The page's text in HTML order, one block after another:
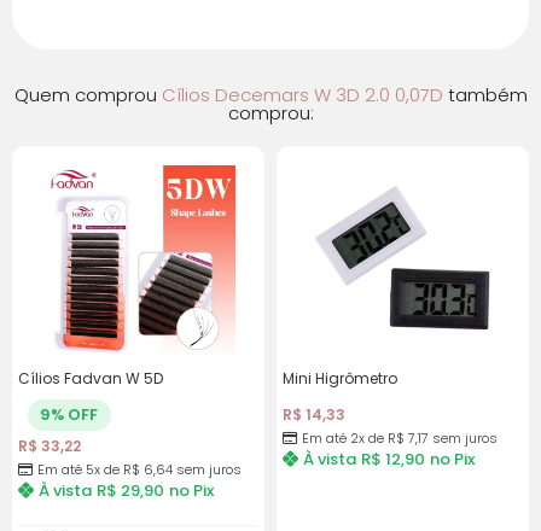
4x deR$11,08sem
R$44,32
5x de 8,86sem
juros
44,30
6x de R$8,15com
juros
R$48,90
7x de 7,06com
juros
8x de
juros
R$49,92
Quem comprou Cílios Decemars W 3D 2.0 0,07D também
comprou:
Cílios Fadvan W 5D
9% OFF
R$ 33,22
Em até 5x de R$ 6,64 sem juros
À vista R$ 29,90 no Pix
Mini Higrômetro
R$ 14,33
Em até 2x de R$7,17 sem juros
À vista R$ 12,90 no Pix